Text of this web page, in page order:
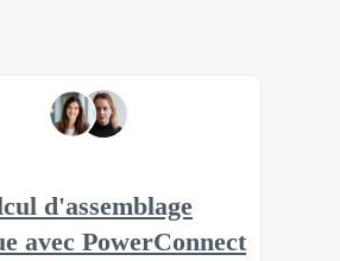
d'assemblage
avec PowerConnect